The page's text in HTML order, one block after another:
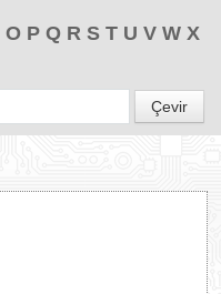
TƏDBİRLƏR
PROQRAMLAR
O P Q R S T U V W X
Çevir